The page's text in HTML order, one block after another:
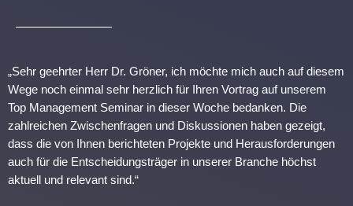
„Sehr geehrter Herr Dr. Gröner, ich möchte mich auch auf diesem
Wege noch einmal sehr herzlich für Ihren Vortrag auf unserem
Top Management Seminar in dieser Woche bedanken. Die
zahlreichen Zwischenfragen und Diskussionen haben gezeigt,
dass die von Ihnen berichteten Projekte und Herausforderungen
auch für die Entscheidungsträger in unserer Branche höchst
aktuell und relevant sind.“